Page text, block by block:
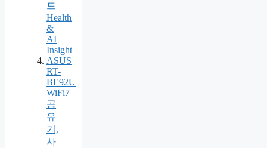
드 –
Health
&
AI
Insight
ASUS
RT-
BE92U
WiFi7
공
유
기,
사